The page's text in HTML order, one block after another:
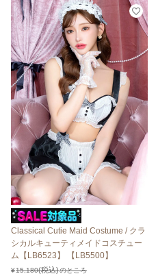
Classical Cutie Maid Costume / クラ
シカルキューティメイドコスチュー
ム【LB6523】 【LB5500】
¥15,180 のところ